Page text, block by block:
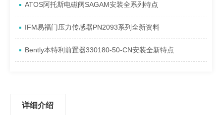
ATOS阿托斯电磁阀SAGAM安装全系列特点
IFM易福门压力传感器PN2093系列全新资料
Bently本特利前置器330180-50-CN安装全新特点
详细介绍